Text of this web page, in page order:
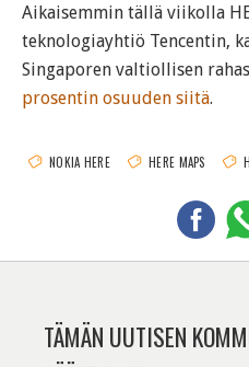
Aikaisemmin tällä viikolla
teknologiayhtiö Tencentin,
Singaporen valtiollisen
prosentin osuuden siitä.
NOKIA HERE HERE MAPS
TÄMÄN UUTISEN